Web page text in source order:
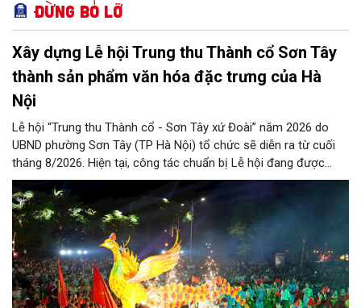
Đừng bỏ lỡ
Xây dựng Lễ hội Trung thu Thành cổ Sơn Tây
thành sản phẩm văn hóa đặc trưng của Hà
Nội
Lễ hội “Trung thu Thành cổ - Sơn Tây xứ Đoài” năm 2026 do
UBND phường Sơn Tây (TP Hà Nội) tổ chức sẽ diễn ra từ cuối
tháng 8/2026. Hiện tại, công tác chuẩn bị Lễ hội đang được
chính quyền phường Sơn Tây cùng các phòng, ban, ngành, đơn
vị và 25 tổ dân phố khẩn trương triển khai, tạo khí thế sôi nổi,
sẵn sàng mang đến cho Nhân dân và du khách một mùa Trung
thu quy mô, đặc sắc và giàu bản sắc văn hóa xứ Đoài.